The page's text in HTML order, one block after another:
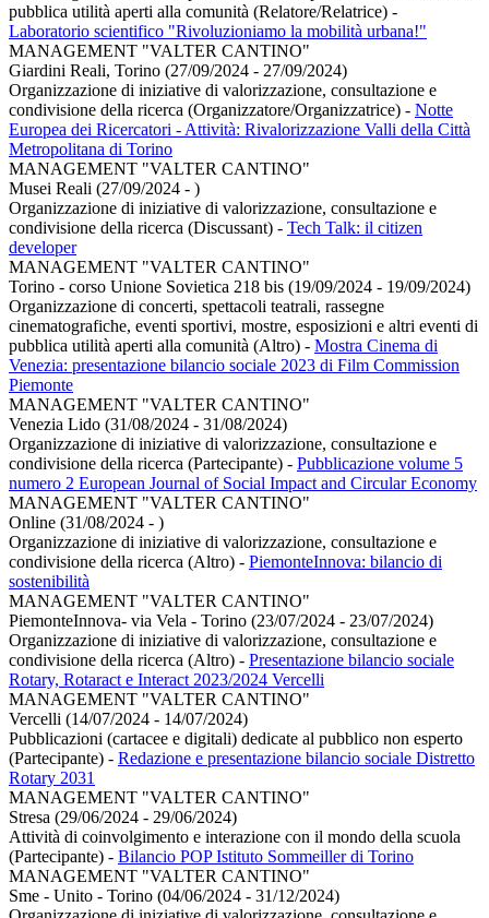
pubblica utilità aperti alla comunità (Relatore/Relatrice) -
Laboratorio scientifico "Rivoluzioniamo la mobilità urbana!"
MANAGEMENT "VALTER CANTINO"
Giardini Reali, Torino (27/09/2024 - 27/09/2024)
Organizzazione di iniziative di valorizzazione, consultazione e
condivisione della ricerca (Organizzatore/Organizzatrice) - Notte
Europea dei Ricercatori - Attività: Rivalorizzazione Valli della Città
Metropolitana di Torino
MANAGEMENT "VALTER CANTINO"
Musei Reali (27/09/2024 - )
Organizzazione di iniziative di valorizzazione, consultazione e
condivisione della ricerca (Discussant) - Tech Talk: il citizen
developer
MANAGEMENT "VALTER CANTINO"
Torino - corso Unione Sovietica 218 bis (19/09/2024 - 19/09/2024)
Organizzazione di concerti, spettacoli teatrali, rassegne
cinematografiche, eventi sportivi, mostre, esposizioni e altri eventi di
pubblica utilità aperti alla comunità (Altro) - Mostra Cinema di
Venezia: presentazione bilancio sociale 2023 di Film Commission
Piemonte
MANAGEMENT "VALTER CANTINO"
Venezia Lido (31/08/2024 - 31/08/2024)
Organizzazione di iniziative di valorizzazione, consultazione e
condivisione della ricerca (Partecipante) - Pubblicazione volume 5
numero 2 European Journal of Social Impact and Circular Economy
MANAGEMENT "VALTER CANTINO"
Online (31/08/2024 - )
Organizzazione di iniziative di valorizzazione, consultazione e
condivisione della ricerca (Altro) - PiemonteInnova: bilancio di
sostenibilità
MANAGEMENT "VALTER CANTINO"
PiemonteInnova- via Vela - Torino (23/07/2024 - 23/07/2024)
Organizzazione di iniziative di valorizzazione, consultazione e
condivisione della ricerca (Altro) - Presentazione bilancio sociale
Rotary, Rotaract e Interact 2023/2024 Vercelli
MANAGEMENT "VALTER CANTINO"
Vercelli (14/07/2024 - 14/07/2024)
Pubblicazioni (cartacee e digitali) dedicate al pubblico non esperto
(Partecipante) - Redazione e presentazione bilancio sociale Distretto
Rotary 2031
MANAGEMENT "VALTER CANTINO"
Stresa (29/06/2024 - 29/06/2024)
Attività di coinvolgimento e interazione con il mondo della scuola
(Partecipante) - Bilancio POP Istituto Sommeiller di Torino
MANAGEMENT "VALTER CANTINO"
Sme - Unito - Torino (04/06/2024 - 31/12/2024)